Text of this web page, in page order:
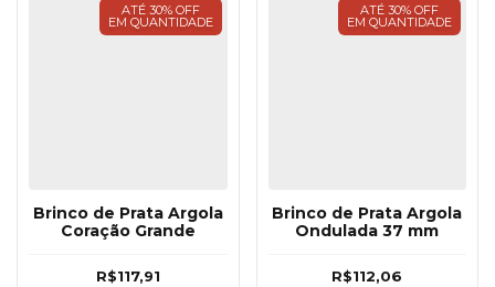
ATÉ 30% OFF
EM QUANTIDADE
Brinco de Prata Argola
Coração Grande
R$117,91
ATÉ 30% OFF
EM QUANTIDADE
Brinco de Prata Argola
Ondulada 37 mm
R$112,06